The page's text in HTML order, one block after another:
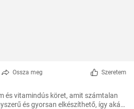
Ossza meg Szeretem
és vitamindús köret, amit számtalan
és gyorsan elkészíthető, így akár